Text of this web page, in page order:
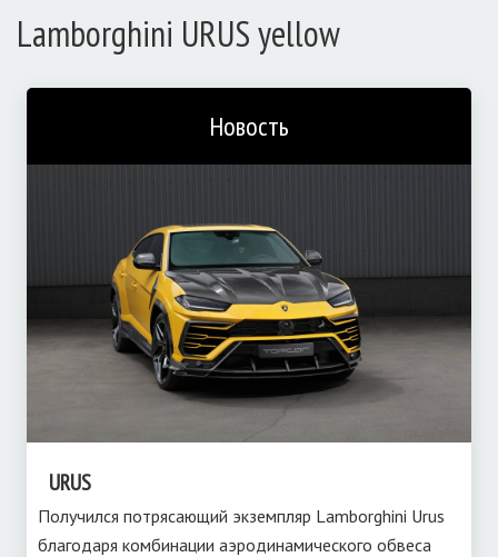
Lamborghini URUS yellow
Новость
URUS
Получился потрясающий экземпляр Lamborghini Urus
благодаря комбинации аэродинамического обвеса